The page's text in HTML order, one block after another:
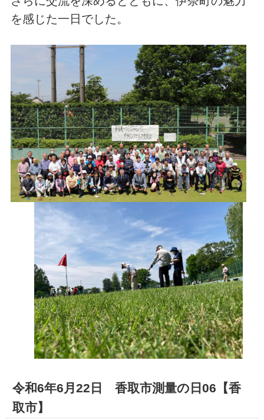
を感じた一日でした。
令和6年6月22日 香取市測量の日06【香
取市】